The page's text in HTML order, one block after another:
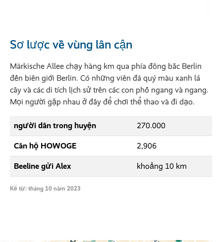
Sơ lược về vùng lân cận
Märkische Allee chạy hàng km qua phía đông bắc Berlin
đến biên giới Berlin. Có những viên đá quý màu xanh lá
cây và các di tích lịch sử trên các con phố ngang và ngang.
Mọi người gặp nhau ở đây để chơi thể thao và đi dạo.
người dân trong huyện 270.000
Căn hộ HOWOGE 2,906
Beeline gửi Alex khoảng 10 km
Kể từ: tháng 10 năm 2023